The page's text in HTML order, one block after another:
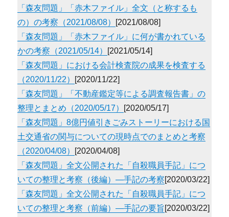
「森友問題」「赤木ファイル」全文（と称するも
の）の考察（2021/08/08） [2021/08/08]
「森友問題」「赤木ファイル」に何が書かれている
かの考察（2021/05/14） [2021/05/14]
「森友問題」における会計検査院の成果を検査する
（2020/11/22） [2020/11/22]
「森友問題」「不動産鑑定等による調査報告書」の
整理とまとめ（2020/05/17） [2020/05/17]
「森友問題」8億円値引きごみストーリーにおける国
土交通省の関与についての現時点でのまとめと考察
（2020/04/08） [2020/04/08]
「森友問題」全文公開された「自殺職員手記」につ
いての整理と考察（後編）―手記の考察[2020/03/22]
「森友問題」全文公開された「自殺職員手記」につ
いての整理と考察（前編）―手記の要旨 [2020/03/22]